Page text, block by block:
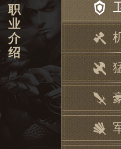
职
业
介
绍